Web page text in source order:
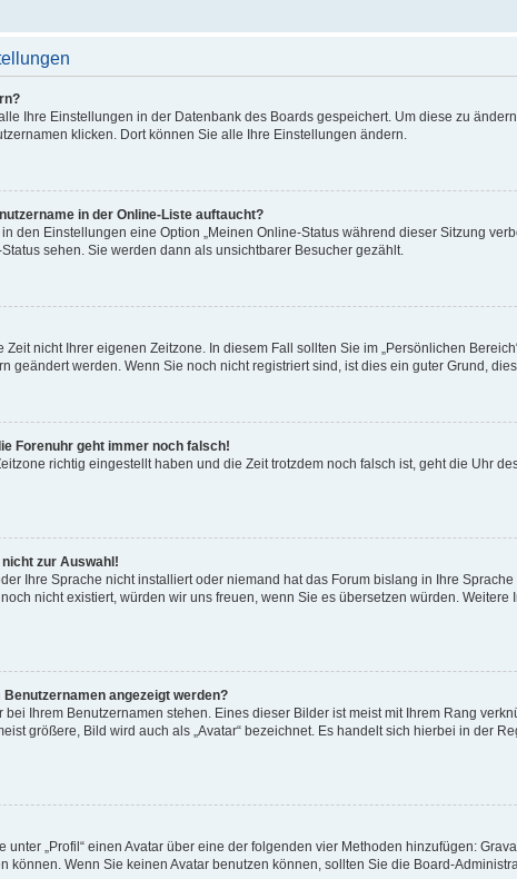
Ihre Einstellungen in der Datenbank des Boards gespeichert. Um diese zu
klicken. Dort können Sie alle Ihre Einstellungen ändern.
in der Online-Liste auftaucht?
den Einstellungen eine Option „Meinen Online-Status während dieser Sitzung
sehen. Sie werden dann als unsichtbarer Besucher gezählt.
nicht Ihrer eigenen Zeitzone. In diesem Fall sollten Sie im „Persönlichen
geändert werden. Wenn Sie noch nicht registriert sind, ist dies ein guter Grund, dies
Forenuhr geht immer noch falsch!
richtig eingestellt haben und die Zeit trotzdem noch falsch ist, geht die Uhr
zur Auswahl!
Ihre Sprache nicht installiert oder niemand hat das Forum bislang in Ihre
nicht existiert, würden wir uns freuen, wenn Sie es übersetzen würden.
angezeigt werden?
Ihrem Benutzernamen stehen. Eines dieser Bilder ist meist mit Ihrem Rang
größere, Bild wird auch als „Avatar“ bezeichnet. Es handelt sich hierbei in der
„Profil“ einen Avatar über eine der folgenden vier Methoden hinzufügen:
können. Wenn Sie keinen Avatar benutzen können, sollten Sie die Board-